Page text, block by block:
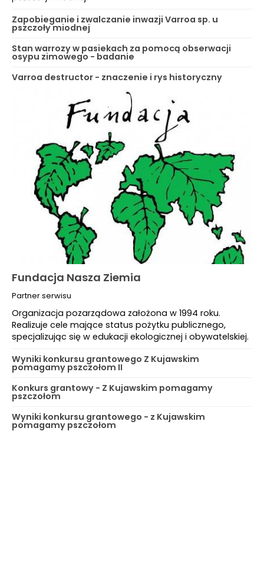
Zapobieganie i zwalczanie inwazji Varroa sp. u
pszczoły miodnej
Stan warrozy w pasiekach za pomocą obserwacji
osypu zimowego - badanie
Varroa destructor - znaczenie i rys historyczny
Fundacja Nasza Ziemia
Partner serwisu
Organizacja pozarządowa założona w 1994 roku.
Realizuje cele mające status pożytku publicznego,
specjalizując się w edukacji ekologicznej i obywatelskiej.
Wyniki konkursu grantowego Z Kujawskim
pomagamy pszczołom II
Konkurs grantowy - Z Kujawskim pomagamy
pszczołom
Wyniki konkursu grantowego - z Kujawskim
pomagamy pszczołom